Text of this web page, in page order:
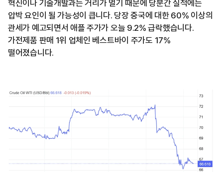
혁신이나 기술개발과는 거리가 멀기 때문에 당분간 실적에는
압박 요인이 될 가능성이 큽니다. 당장 중국에 대한 60% 이상의
관세가 예고되면서 애플 주가가 오늘 9.2% 급락했습니다.
가전제품 판매 1위 업체인 베스트바이 주가도 17%
떨어졌습니다.